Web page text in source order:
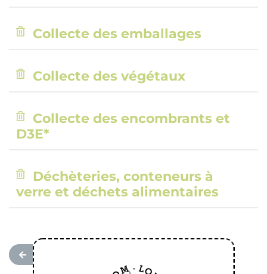
Collecte des emballages
Collecte des végétaux
Collecte des encombrants et
D3E*
Déchèteries, conteneurs à
verre et déchets alimentaires